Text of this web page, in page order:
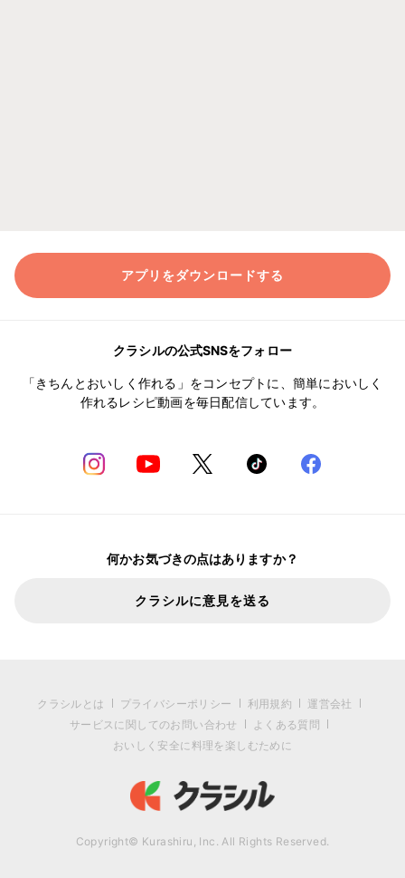
アプリをダウンロードする
クラシルの公式SNSをフォロー
「きちんとおいしく作れる」をコンセプトに、簡単においしく
作れるレシピ動画を毎日配信しています。
何かお気づきの点はありますか？
クラシルに意見を送る
クラシルとは プライバシーポリシー 利用規約
運営会社
サービスに関してのお問い合わせ
よくある質問
おいしく安全に料理を楽しむために
Copyright© Kurashiru, Inc. All Rights Reserved.